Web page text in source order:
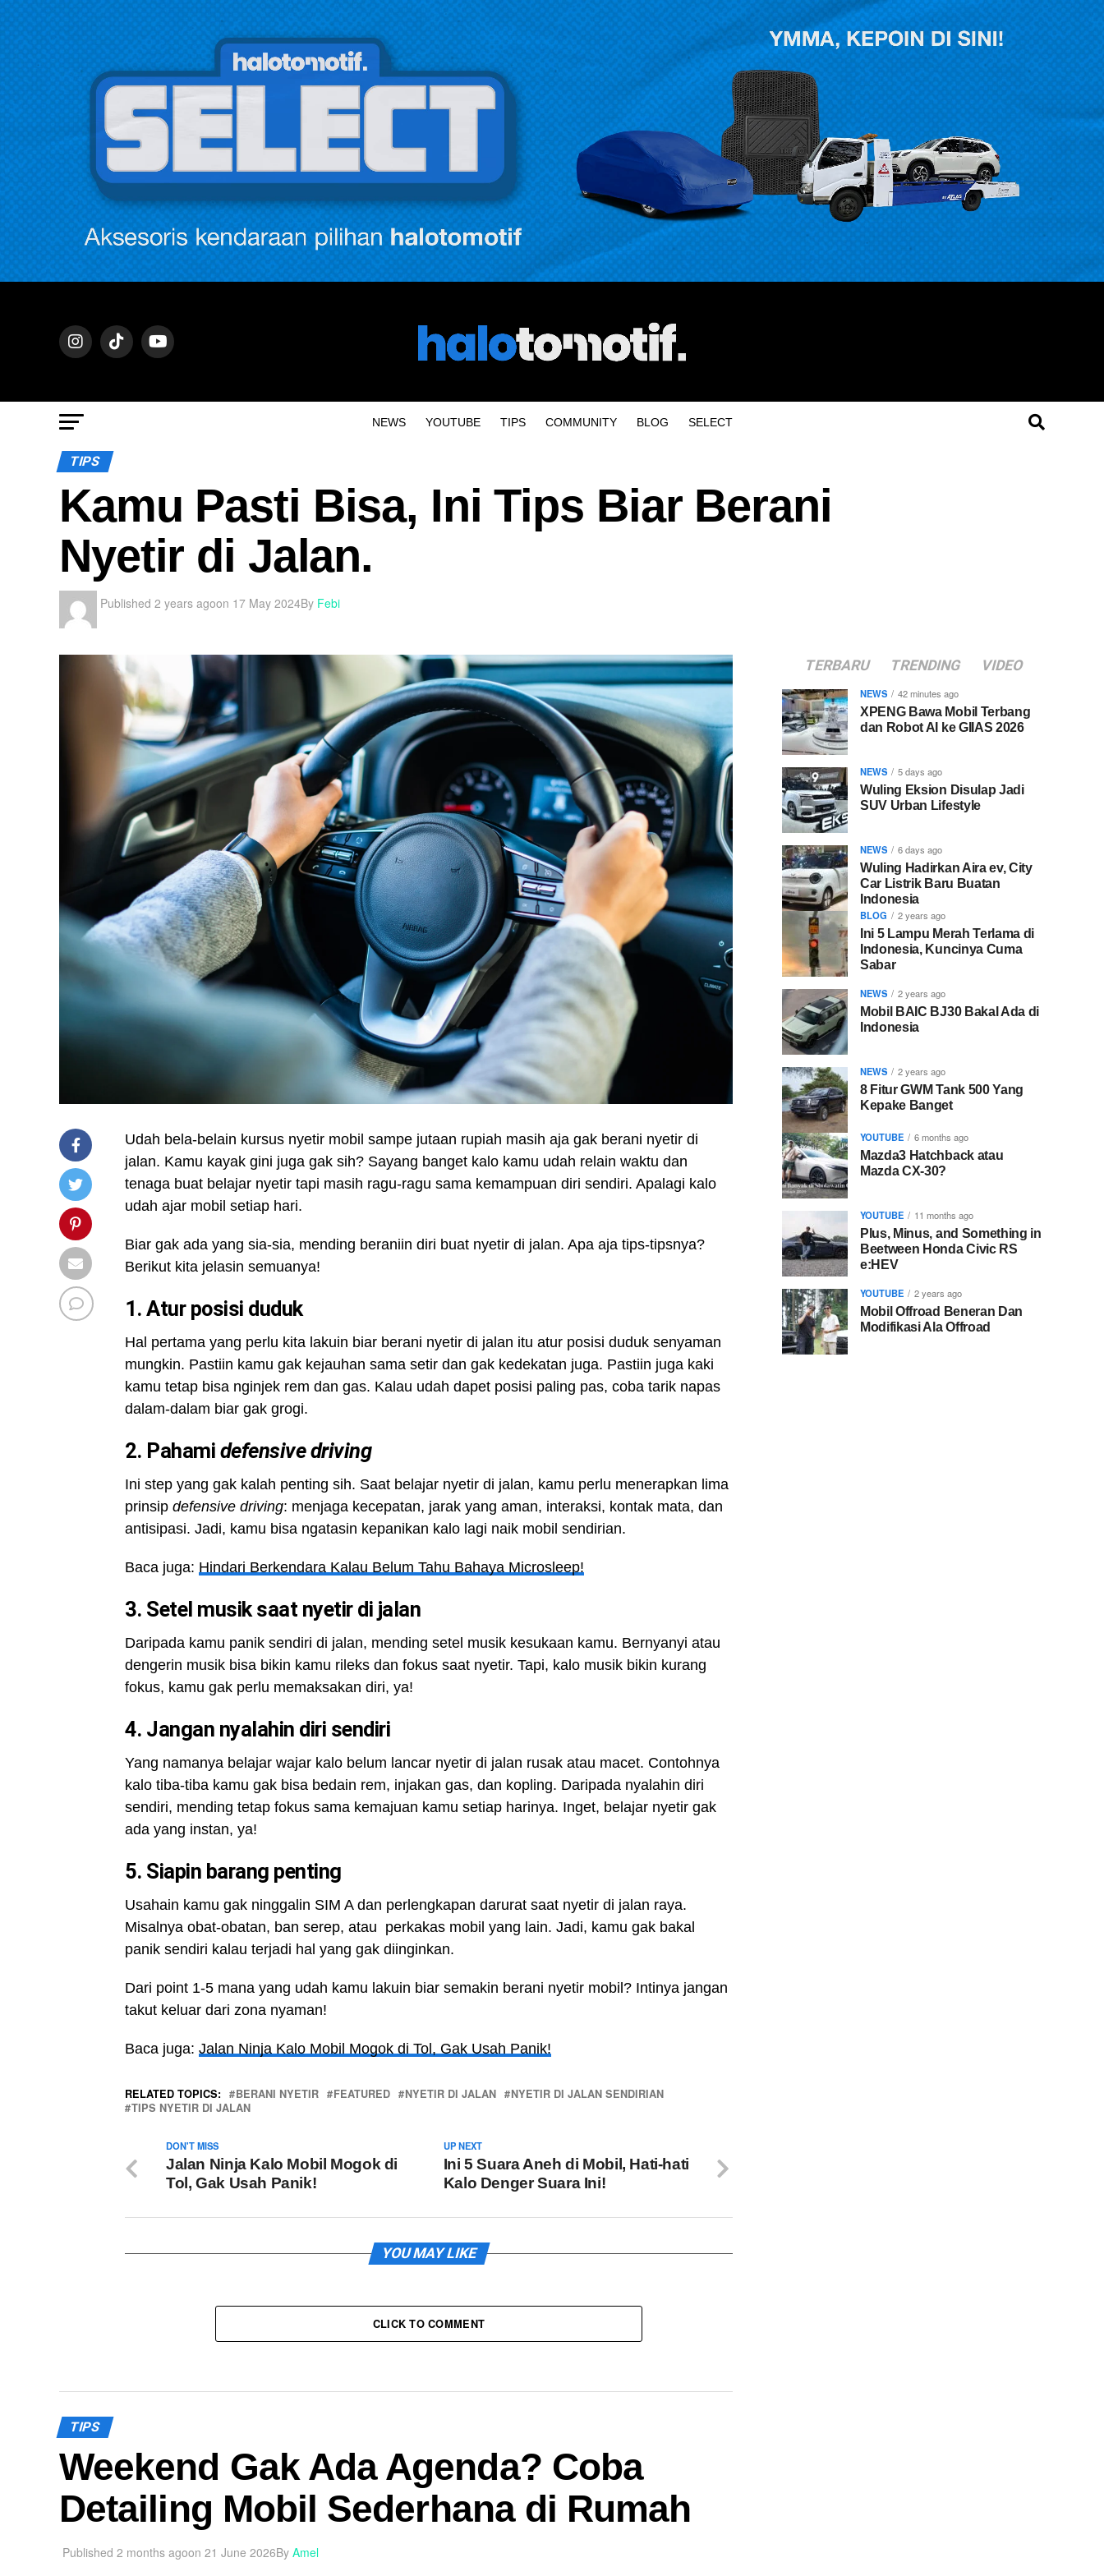
NEWS YOUTUBE TIPS COMMUNITY BLOG SELECT
TIPS
Kamu Pasti Bisa, Ini Tips Biar Berani
Nyetir di Jalan.
Published 2 years agoon 17 May 2024By Febi
Udah bela-belain kursus nyetir mobil sampe jutaan rupiah masih aja gak berani nyetir di
jalan. Kamu kayak gini juga gak sih? Sayang banget kalo kamu udah relain waktu dan
tenaga buat belajar nyetir tapi masih ragu-ragu sama kemampuan diri sendiri. Apalagi kalo
udah ajar mobil setiap hari.
Biar gak ada yang sia-sia, mending beraniin diri buat nyetir di jalan. Apa aja tips-tipsnya?
Berikut kita jelasin semuanya!
1. Atur posisi duduk
Hal pertama yang perlu kita lakuin biar berani nyetir di jalan itu atur posisi duduk senyaman
mungkin. Pastiin kamu gak kejauhan sama setir dan gak kedekatan juga. Pastiin juga kaki
kamu tetap bisa nginjek rem dan gas. Kalau udah dapet posisi paling pas, coba tarik napas
dalam-dalam biar gak grogi.
2. Pahami defensive driving
Ini step yang gak kalah penting sih. Saat belajar nyetir di jalan, kamu perlu menerapkan lima
prinsip defensive driving: menjaga kecepatan, jarak yang aman, interaksi, kontak mata, dan
antisipasi. Jadi, kamu bisa ngatasin kepanikan kalo lagi naik mobil sendirian.
Baca juga: Hindari Berkendara Kalau Belum Tahu Bahaya Microsleep!
3. Setel musik saat nyetir di jalan
Daripada kamu panik sendiri di jalan, mending setel musik kesukaan kamu. Bernyanyi atau
dengerin musik bisa bikin kamu rileks dan fokus saat nyetir. Tapi, kalo musik bikin kurang
fokus, kamu gak perlu memaksakan diri, ya!
4. Jangan nyalahin diri sendiri
Yang namanya belajar wajar kalo belum lancar nyetir di jalan rusak atau macet. Contohnya
kalo tiba-tiba kamu gak bisa bedain rem, injakan gas, dan kopling. Daripada nyalahin diri
sendiri, mending tetap fokus sama kemajuan kamu setiap harinya. Inget, belajar nyetir gak
ada yang instan, ya!
5. Siapin barang penting
Usahain kamu gak ninggalin SIM A dan perlengkapan darurat saat nyetir di jalan raya.
Misalnya obat-obatan, ban serep, atau perkakas mobil yang lain. Jadi, kamu gak bakal
panik sendiri kalau terjadi hal yang gak diinginkan.
Dari point 1-5 mana yang udah kamu lakuin biar semakin berani nyetir mobil? Intinya jangan
takut keluar dari zona nyaman!
Baca juga: Jalan Ninja Kalo Mobil Mogok di Tol, Gak Usah Panik!
RELATED TOPICS: BERANI NYETIR FEATURED NYETIR DI JALAN
NYETIR DI JALAN SENDIRIAN
TIPS NYETIR DI JALAN
UP NEXT
Ini 5 Suara Aneh di Mobil, Hati-hati
Kalo Denger Suara Ini!
DON'T MISS
Jalan Ninja Kalo Mobil Mogok di
Tol, Gak Usah Panik!
YOU MAY LIKE
CLICK TO COMMENT
TIPS
Weekend Gak Ada Agenda? Coba
Detailing Mobil Sederhana di Rumah
Published 2 months agoon 21 June 2026By Amel
TERBARU TRENDING VIDEO
NEWS 42 minutes ago
XPENG Bawa Mobil Terbang
dan Robot AI ke GIIAS 2026
NEWS 5 days ago
Wuling Eksion Disulap Jadi
SUV Urban Lifestyle
NEWS 6 days ago
Wuling Hadirkan Aira ev, City
Car Listrik Baru Buatan
Indonesia
BLOG 2 years ago
Ini 5 Lampu Merah Terlama di
Indonesia, Kuncinya Cuma
Sabar
NEWS 2 years ago
Mobil BAIC BJ30 Bakal Ada di
Indonesia
NEWS 2 years ago
8 Fitur GWM Tank 500 Yang
Kepake Banget
YOUTUBE 6 months ago
Mazda3 Hatchback atau
Mazda CX-30?
YOUTUBE 11 months ago
Plus, Minus, and Something in
Beetween Honda Civic RS
e:HEV
YOUTUBE 2 years ago
Mobil Offroad Beneran Dan
Modifikasi Ala Offroad